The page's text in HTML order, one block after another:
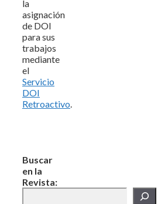
la
asignación
de DOI
para sus
trabajos
mediante
el
Servicio
DOI
Retroactivo.
Buscar
en la
Revista: